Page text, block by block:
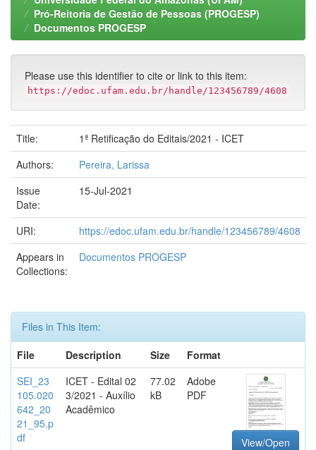
Pró-Reitoria de Gestão de Pessoas (PROGESP)
Documentos PROGESP
Please use this identifier to cite or link to this item:
https://edoc.ufam.edu.br/handle/123456789/4608
Title:
1ª Retificação do Editais/2021 - ICET
Authors:
Pereira, Larissa
Issue
Date:
15-Jul-2021
URI:
https://edoc.ufam.edu.br/handle/123456789/4608
Appears in
Collections:
Documentos PROGESP
Files in This Item:
File
Description Size
Format
SEI_23
105.020
642_20
21_95.p
df
ICET - Edital 02
3/2021 - Auxílio
Acadêmico
77.02
kB
Adobe
PDF
View/Open